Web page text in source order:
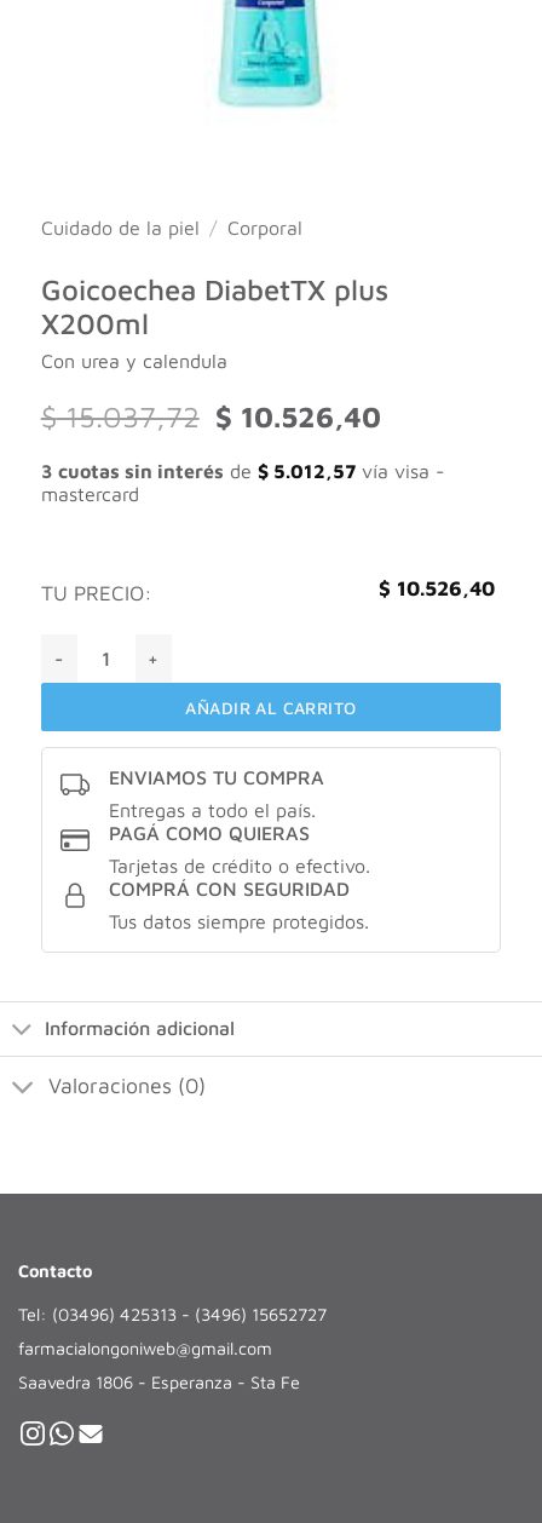
Cuidado de la piel / Corporal
Goicoechea DiabetTX plus
X200ml
Con urea y calendula
$15.037,72
El
precio
original
era:
$ 10.526,40El
es:
3 cuotas sin interés de $5.012,57vía visa -
mastercard
TU PRECIO: $ 10.526,40
AÑADIR AL CARRITO
ENVIAMOS TU COMPRA
Entregas a todo el país.
PAGÁ COMO QUIERAS
Tarjetas de crédito o efectivo.
COMPRÁ CON SEGURIDAD
Tus datos siempre protegidos.
Información adicional
Valoraciones (0)
Contacto
Tel: (03496) 425313 - (3496) 15652727
farmacialongoniweb@gmail.com
Saavedra 1806 - Esperanza - Sta Fe